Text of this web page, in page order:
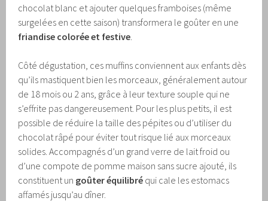
chocolat blanc et ajouter quelques framboises (même
surgelées en cette saison) transformera le goûter en une
friandise colorée et festive
Côté dégustation, ces muffins conviennent aux enfants dès
qu’ils mastiquent bien les morceaux, généralement autour
de 18 mois ou 2 ans, grâce à leur texture souple qui ne
s’effrite pas dangereusement. Pour les plus petits, il est
possible de réduire la taille des pépites ou d’utiliser du
chocolat râpé pour éviter tout risque lié aux morceaux
solides. Accompagnés d’un grand verre de lait froid ou
d’une compote de pomme maison sans sucre ajouté, ils
constituent un goûter équilibré qui cale les estomacs
affamés jusqu’au dîner.